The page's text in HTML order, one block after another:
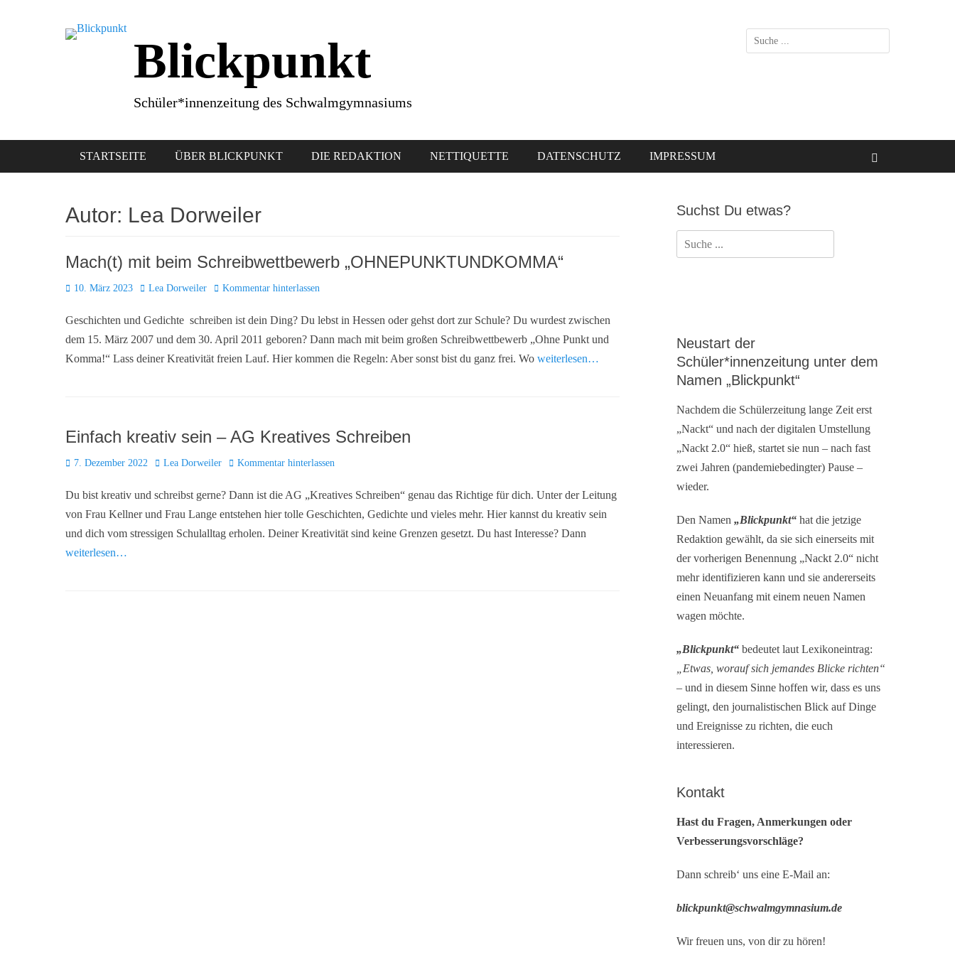
Blickpunkt
Schüler*innenzeitung des Schwalmgymnasiums
Suchen
nach:
Primäres Menü
STARTSEITE ÜBER BLICKPUNKT DIE REDAKTION NETTIQUETTE DATENSCHUTZ IMPRESSUM
Autor: Lea Dorweiler
Mach(t) mit beim Schreibwettbewerb „OHNEPUNKTUNDKOMMA“
Posted
10. März 2023 Autor
Lea Dorweiler Kommentar hinterlassen
Geschichten und Gedichte schreiben ist dein Ding? Du lebst in Hessen oder gehst dort zur Schule? Du wurdest zwischen
dem 15. März 2007 und dem 30. April 2011 geboren? Dann mach mit beim großen Schreibwettbewerb „Ohne Punkt und
Komma!“ Lass deiner Kreativität freien Lauf. Hier kommen die Regeln: Aber sonst bist du ganz frei. Wo weiterlesen…
Einfach kreativ sein – AG Kreatives Schreiben
Posted
7. Dezember 2022 Autor
Lea Dorweiler Kommentar hinterlassen
Du bist kreativ und schreibst gerne? Dann ist die AG „Kreatives Schreiben“ genau das Richtige für dich. Unter der Leitung
von Frau Kellner und Frau Lange entstehen hier tolle Geschichten, Gedichte und vieles mehr. Hier kannst du kreativ sein
und dich vom stressigen Schulalltag erholen. Deiner Kreativität sind keine Grenzen gesetzt. Du hast Interesse? Dann
weiterlesen…
Suchst Du etwas?
Suchen
nach:
Neustart der
Schüler*innenzeitung unter dem
Namen „Blickpunkt“
Nachdem die Schülerzeitung lange Zeit erst
„Nackt“ und nach der digitalen Umstellung
„Nackt 2.0“ hieß, startet sie nun – nach fast
zwei Jahren (pandemiebedingter) Pause –
wieder.
Den Namen „Blickpunkt“ hat die jetzige
Redaktion gewählt, da sie sich einerseits mit
der vorherigen Benennung „Nackt 2.0“ nicht
mehr identifizieren kann und sie andererseits
einen Neuanfang mit einem neuen Namen
wagen möchte.
„Blickpunkt“ bedeutet laut Lexikoneintrag:
„Etwas, worauf sich jemandes Blicke richten“
– und in diesem Sinne hoffen wir, dass es uns
gelingt, den journalistischen Blick auf Dinge
und Ereignisse zu richten, die euch
interessieren.
Kontakt
Hast du Fragen, Anmerkungen oder
Verbesserungsvorschläge?
Dann schreib‘ uns eine E-Mail an:
blickpunkt@schwalmgymnasium.de
Wir freuen uns, von dir zu hören!